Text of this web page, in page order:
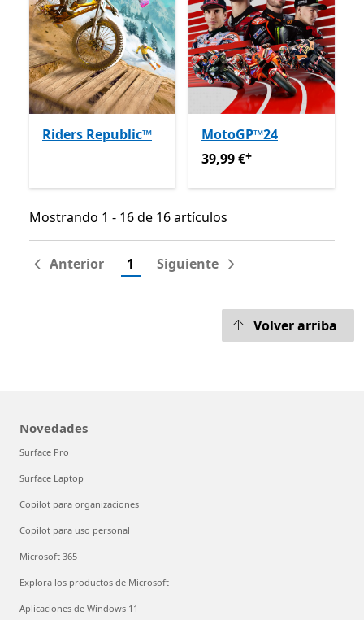
Riders Republic™
MotoGP™24
39,99 €Ofertas en
39,99 €+
Mostrando 1 - 16 de 16 artículos
Mostrando 1 - 16 de 16 artículos
Anterior 1 Siguiente
Volver arriba
Novedades
Surface Pro
Surface Laptop
Copilot para organizaciones
Copilot para uso personal
Microsoft 365
Explora los productos de Microsoft
Aplicaciones de Windows 11